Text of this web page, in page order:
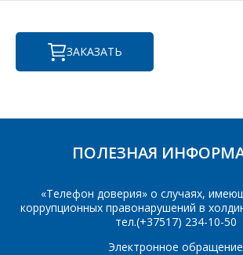
ЗАКАЗАТЬ
ПОЛЕЗНАЯ
«Телефон доверия» о случаях,
коррупционных правонарушений в
тел.(+37517) 234-10-50
Электронное обращение
*- обязательные
поля
обработку
*- обязательные
ОТПРАВИТЬ